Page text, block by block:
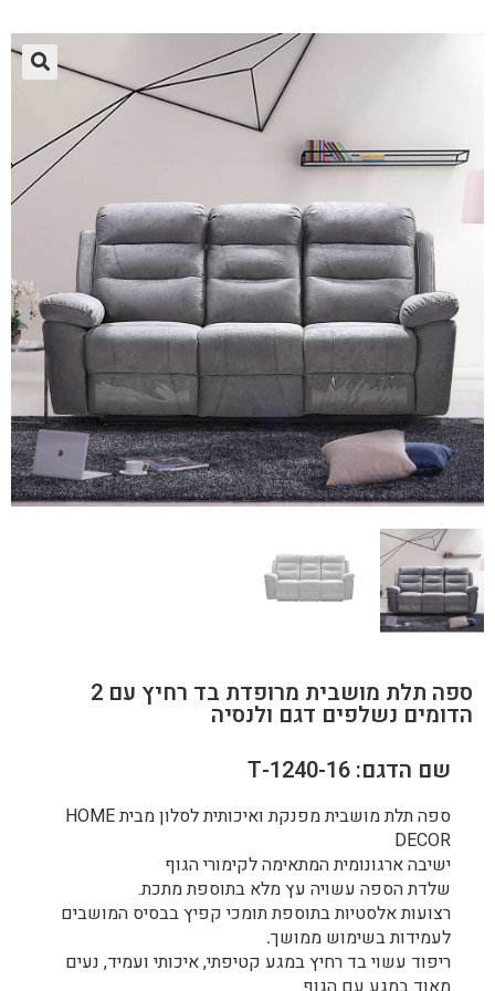
ספה תלת מושבית מרופדת בד רחיץ עם 2
הדומים נשלפים דגם ולנסיה
שם הדגם: 1240-16-T
ספה תלת מושבית מפנקת ואיכותית לסלון מבית HOME
DECOR
ישיבה ארגונומית המתאימה לקימורי הגוף
שלדת הספה עשויה עץ מלא בתוספת מתכת.
רצועות אלסטיות בתוספת תומכי קפיץ בבסיס המושבים
לעמידות בשימוש ממושך.
ריפוד עשוי בד רחיץ במגע קטיפתי, איכותי ועמיד, נעים